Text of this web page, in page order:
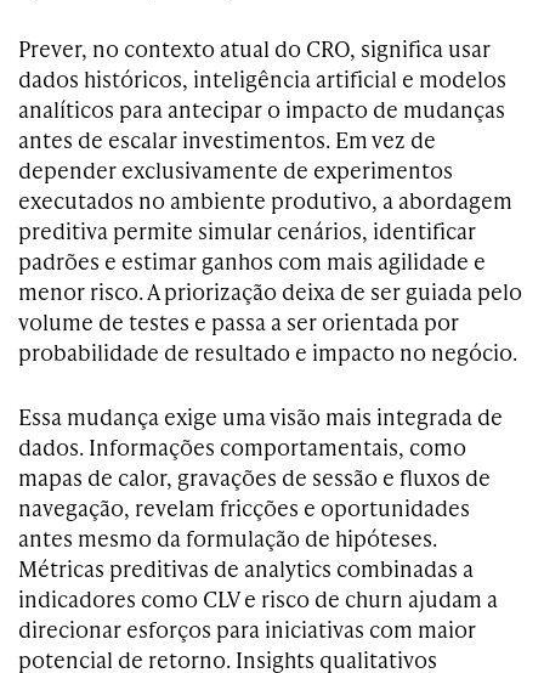
Prever, no contexto atual do CRO, significa usar
dados históricos, inteligência artificial e modelos
analíticos para antecipar o impacto de mudanças
antes de escalar investimentos. Em vez de
depender exclusivamente de experimentos
executados no ambiente produtivo, a abordagem
preditiva permite simular cenários, identificar
padrões e estimar ganhos com mais agilidade e
menor risco. A priorização deixa de ser guiada pelo
volume de testes e passa a ser orientada por
probabilidade de resultado e impacto no negócio.
Essa mudança exige uma visão mais integrada de
dados. Informações comportamentais, como
mapas de calor, gravações de sessão e fluxos de
navegação, revelam fricções e oportunidades
antes mesmo da formulação de hipóteses.
Métricas preditivas de analytics combinadas a
indicadores como CLV e risco de churn ajudam a
direcionar esforços para iniciativas com maior
potencial de retorno. Insights qualitativos